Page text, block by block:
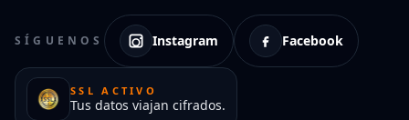
SÍGUENOS Instagram Facebook
SSL ACTIVO
Tus datos viajan cifrados.